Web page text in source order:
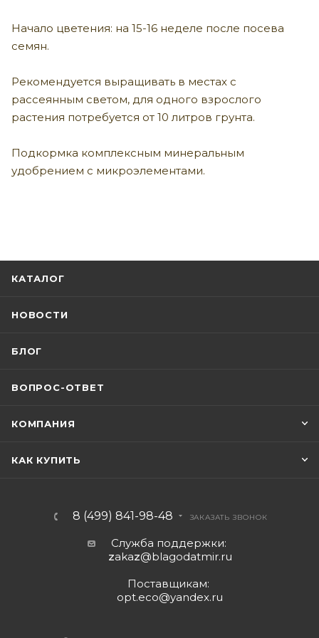
Начало цветения: на 15-16 неделе после посева
семян.
Рекомендуется выращивать в местах с
рассеянным светом, для одного взрослого
растения потребуется от 10 литров грунта.
Подкормка комплексным минеральным
удобрением с микроэлементами.
КАТАЛОГ
НОВОСТИ
БЛОГ
ВОПРОС-ОТВЕТ
КОМПАНИЯ
КАК КУПИТЬ
8 (499) 841-98-48 ЗАКАЗАТЬ ЗВОНОК
Служба поддержки:
zakaz@blagodatmir.ru
Поставщикам:
opt.eco@yandex.ru